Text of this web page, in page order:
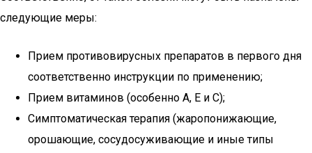
следующие меры:
Прием противовирусных препаратов в первого дня
соответственно инструкции по применению;
Прием витаминов (особенно А, Е и С);
Симптоматическая терапия (жаропонижающие,
орошающие, сосудосуживающие и иные типы